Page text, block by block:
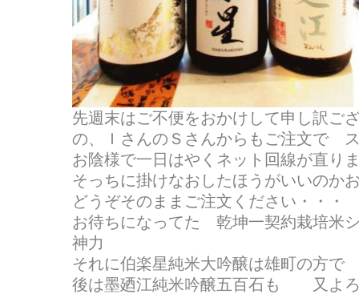
先週末はご不便をおかけして申し訳ご
の、ＩさんのＳさんからもご注文で
お陰様で一日はやくネット回線が直り
そっちに掛けなおしたほうがいいのか
どうぞそのままご注文ください・・・
お待ちになってた 乾坤一契約栽培米
神力
それに伯楽星純米大吟醸は雄町の方で
後は墨廼江純米吟醸五百石も 又よろ